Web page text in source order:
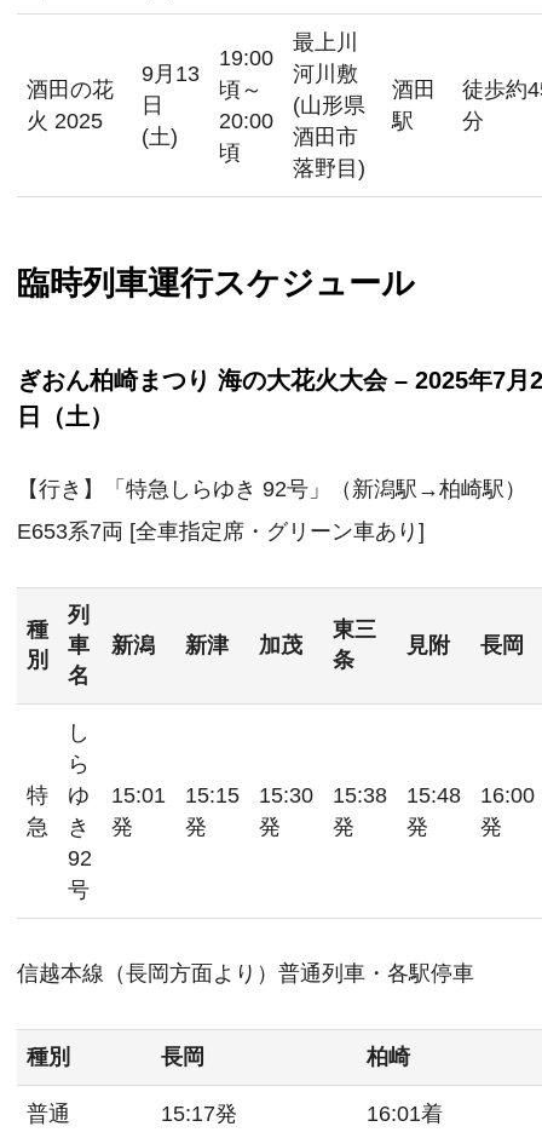
酒田の花
火 2025
9月13
日
(土)
19:00
頃～
20:00
頃
最上川
河川敷
(山形県
酒田市
落野目)
酒田
駅
徒歩約
分
臨時列車運行スケジュール
ぎおん柏崎まつり 海の大花火大会 – 2025年7月
日（土）
【行き】「特急しらゆき 92号」（新潟駅→柏崎駅）
E653系7両 [全車指定席・グリーン車あり]
種
別
列
車
名
新潟 新津 加茂
東三
条
見附 長岡
特
急
し
ら
ゆ
き
92
号
15:01
発
15:15
発
15:30
発
15:38
発
15:48
発
16:00
発
信越本線（長岡方面より）普通列車・各駅停車
種別 長岡 柏崎
普通 15:17発 16:01着